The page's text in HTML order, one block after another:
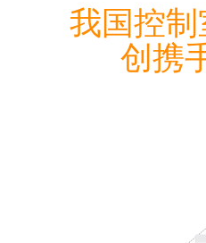
我国控
创携